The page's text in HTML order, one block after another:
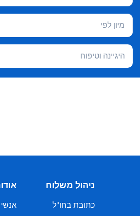
מיון לפי
היגיינה וטיפוח
ניהול משלוח
כתובת בחו"ל